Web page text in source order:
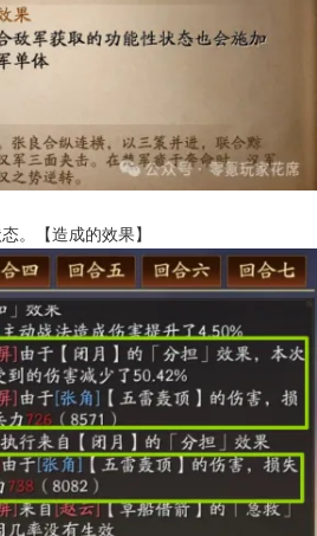
。【造成的效果】